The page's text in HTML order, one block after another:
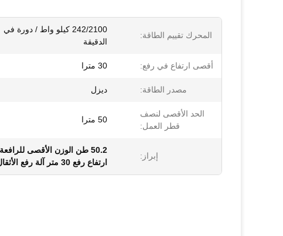
المحرك تقييم الطاقة:
242/2100 كيلو واط / دورة في
الدقيقة
أقصى ارتفاع في رفع: 30 مترا
مصدر الطاقة: ديزل
الحد الأقصى لنصف
قطر العمل:
50 مترا
إبراز:
50.2 طن الوزن الأقصى للرافعة الزحافية المستخدمة
ارتفاع رفع 30 متر آلة رفع الأثقال